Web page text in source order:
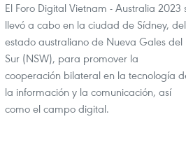
El Foro Digital Vietnam - Australia 2023
llevó a cabo en la ciudad de Sídney, del
estado australiano de Nueva Gales del
Sur (NSW), para promover la
cooperación bilateral en la tecnología
la información y la comunicación, así
como el campo digital.